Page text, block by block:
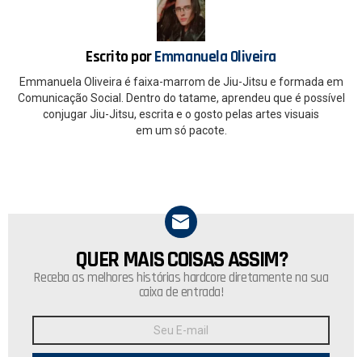
Escrito porEmmanuela Oliveira
Emmanuela Oliveira é faixa-marrom de Jiu-Jitsu e formada em
Comunicação Social. Dentro do tatame, aprendeu que é possível
conjugar Jiu-Jitsu, escrita e o gosto pelas artes visuais
em um só pacote.
NEWSLETTER
QUER MAIS COISAS ASSIM?
Receba as melhores histórias hardcore diretamente na sua
caixa de entrada!
E-